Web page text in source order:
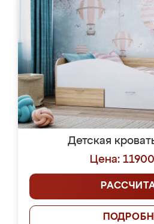
Детская
Цена: